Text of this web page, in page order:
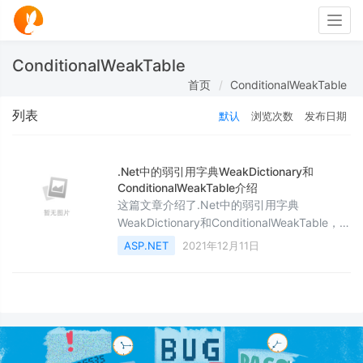
ConditionalWeakTable
首页 ConditionalWeakTable
列表 默认 浏览次数 发布日期
.Net中的弱引用字典WeakDictionary和
ConditionalWeakTable介绍
这篇文章介绍了.Net中的弱引用字典
WeakDictionary和ConditionalWeakTable，文
中通过示例代码介绍的非常详细。对大家的学
习或工作具有一定的参考借鉴价值，需要的朋
ASP.NET 2021年12月11日